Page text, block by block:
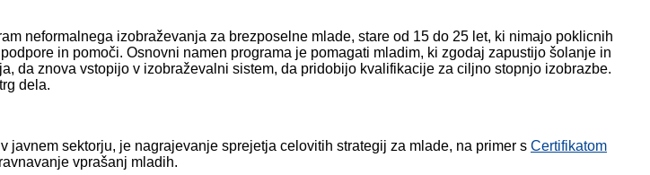
neformalnega izobraževanja za brezposelne mlade, stare od 15 do 25 let, ki nimajo poklicnih
in pomoči. Osnovni namen programa je pomagati mladim, ki zgodaj zapustijo šolanje in
da znova vstopijo v izobraževalni sistem, da pridobijo kvalifikacije za ciljno stopnjo izobrazbe.
dela.
sektorju, je nagrajevanje sprejetja celovitih strategij za mlade, na primer s Certifikatom
vprašanj mladih.